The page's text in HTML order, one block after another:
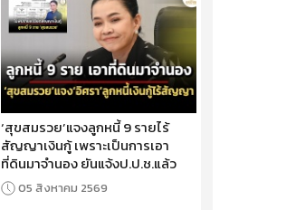
‘สุขสมรวย’แจงลูกหนี้ 9 รายไร้
สัญญาเงินกู้ เพราะเป็นการเอา
ที่ดินมาจำนอง ยันแจ้งป.ป.ช.แล้ว
05 สิงหาคม 2569